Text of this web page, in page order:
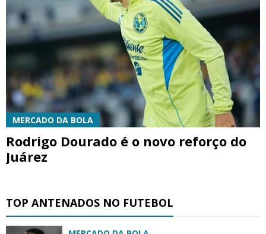
MERCADO DA BOLA
Rodrigo Dourado é o novo reforço do
Juárez
TOP ANTENADOS NO FUTEBOL